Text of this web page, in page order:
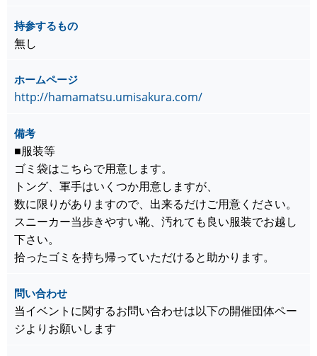
持参するもの
無し
ホームページ
http://hamamatsu.umisakura.com/
備考
■服装等
ゴミ袋はこちらで用意します。
トング、軍手はいくつか用意しますが、
数に限りがありますので、出来るだけご用意ください。
スニーカー当歩きやすい靴、汚れても良い服装でお越し
下さい。
拾ったゴミを持ち帰っていただけると助かります。
問い合わせ
当イベントに関するお問い合わせは以下の開催団体ペー
ジよりお願いします